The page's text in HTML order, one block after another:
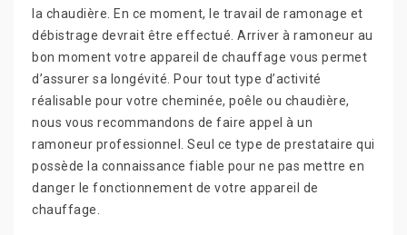
la chaudière. En ce moment, le travail de ramonage et
débistrage devrait être effectué. Arriver à ramoneur au
bon moment votre appareil de chauffage vous permet
d’assurer sa longévité. Pour tout type d’activité
réalisable pour votre cheminée, poêle ou chaudière,
nous vous recommandons de faire appel à un
ramoneur professionnel. Seul ce type de prestataire qui
possède la connaissance fiable pour ne pas mettre en
danger le fonctionnement de votre appareil de
chauffage.